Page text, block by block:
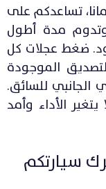
تساعدكم على
مدة أطول
ضغط عجلات كل
الموجودة
للسائق.
الأداء وأمد
سيارتكم